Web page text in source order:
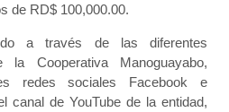
de RD$ 100,000.00.
a través de las diferentes
la Cooperativa Manoguayabo,
redes sociales Facebook e
canal de YouTube de la entidad,